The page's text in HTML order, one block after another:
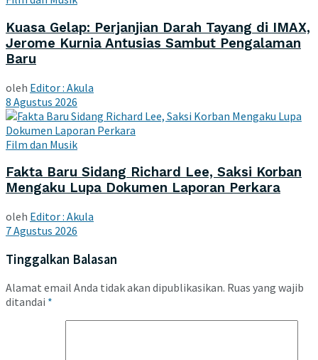
Kuasa Gelap: Perjanjian Darah Tayang di IMAX,
Jerome Kurnia Antusias Sambut Pengalaman
Baru
oleh Editor : Akula
8 Agustus 2026
Film dan Musik
Fakta Baru Sidang Richard Lee, Saksi Korban
Mengaku Lupa Dokumen Laporan Perkara
oleh Editor : Akula
7 Agustus 2026
Tinggalkan Balasan
Alamat email Anda tidak akan dipublikasikan. Ruas yang wajib
ditandai *